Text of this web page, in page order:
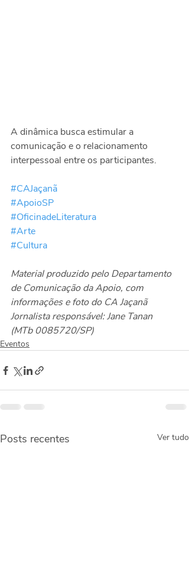
A dinâmica busca estimular a
comunicação e o relacionamento
interpessoal entre os participantes.
#CAJaçanã
#ApoioSP
#OficinadeLiteratura
#Arte
#Cultura
Material produzido pelo Departamento
de Comunicação da Apoio, com
informações e foto do CA Jaçanã
Jornalista responsável: Jane Tanan
(MTb 0085720/SP)
Eventos
Posts recentes Ver tudo